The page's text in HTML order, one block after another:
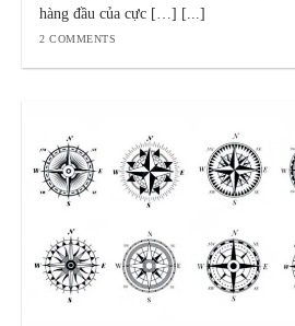
hàng đầu của cực […] [...]
2 COMMENTS